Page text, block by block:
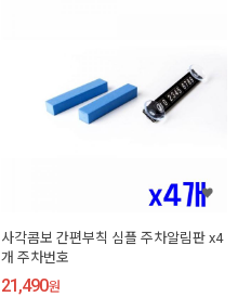
사각콤보 간편부칙 심플 주차알림판 x4
개 주차번호
21,490원